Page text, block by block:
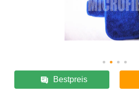
Bestpreis